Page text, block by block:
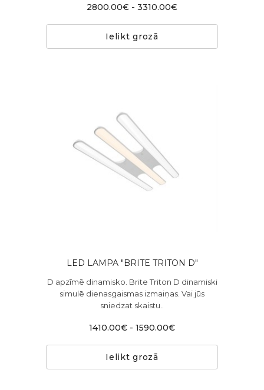
2800.00€ - 3310.00€
Ielikt grozā
LED LAMPA "BRITE TRITON D"
D apzīmē dinamisko. Brite Triton D dinamiski
simulē dienasgaismas izmaiņas. Vai jūs
sniedzat skaistu..
1410.00€ - 1590.00€
Ielikt grozā